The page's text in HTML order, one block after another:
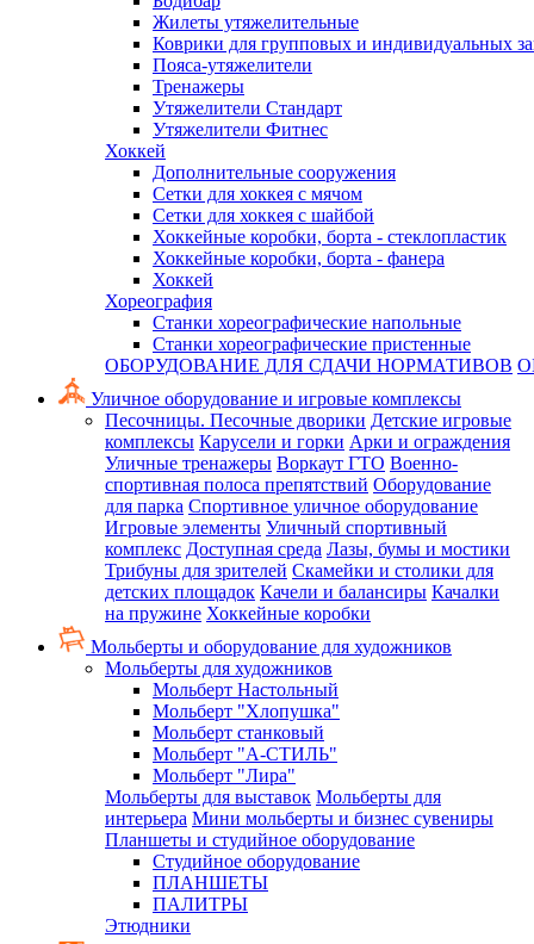
Жилеты утяжелительные
Коврики для групповых и индивидуальных
Пояса-утяжелители
Тренажеры
Утяжелители Стандарт
Утяжелители Фитнес
Хоккей
Дополнительные сооружения
Сетки для хоккея с мячом
Сетки для хоккея с шайбой
Хоккейные коробки, борта - стеклопластик
Хоккейные коробки, борта - фанера
Хоккей
Хореография
Станки хореографические напольные
Станки хореографические пристенные
ОБОРУДОВАНИЕ ДЛЯ СДАЧИ НОРМАТИВОВ
Уличное оборудование и игровые комплексы
Песочницы. Песочные дворики Детские игровые
комплексы Карусели и горки Арки и ограждения
Уличные тренажеры Воркаут ГТО Военно-
спортивная полоса препятствий Оборудование
для парка Спортивное уличное оборудование
Игровые элементы Уличный спортивный
комплекс Доступная среда Лазы, бумы и мостики
Трибуны для зрителей Скамейки и столики для
детских площадок Качели и балансиры Качалки
на пружине Хоккейные коробки
Мольберты и оборудование для художников
Мольберты для художников
Мольберт Настольный
Мольберт "Хлопушка"
Мольберт станковый
Мольберт "А-СТИЛЬ"
Мольберт "Лира"
Мольберты для выставок Мольберты для
интерьера Мини мольберты и бизнес сувениры
Планшеты и студийное оборудование
Студийное оборудование
ПЛАНШЕТЫ
ПАЛИТРЫ
Этюдники